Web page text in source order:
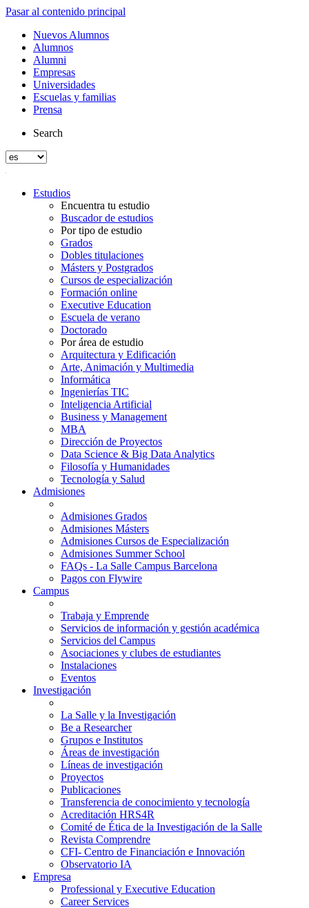
Pasar al contenido principal
Nuevos Alumnos
Alumnos
Alumni
Empresas
Universidades
Escuelas y familias
Prensa
Search
Estudios
Encuentra tu estudio
Buscador de estudios
Por tipo de estudio
Grados
Dobles titulaciones
Másters y Postgrados
Cursos de especialización
Formación online
Executive Education
Escuela de verano
Doctorado
Por área de estudio
Arquitectura y Edificación
Arte, Animación y Multimedia
Informática
Ingenierías TIC
Inteligencia Artificial
Business y Management
MBA
Dirección de Proyectos
Data Science & Big Data Analytics
Filosofía y Humanidades
Tecnología y Salud
Admisiones
Admisiones Grados
Admisiones Másters
Admisiones Cursos de Especialización
Admisiones Summer School
FAQs - La Salle Campus Barcelona
Pagos con Flywire
Campus
Trabaja y Emprende
Servicios de información y gestión académica
Servicios del Campus
Asociaciones y clubes de estudiantes
Instalaciones
Eventos
Investigación
La Salle y la Investigación
Be a Researcher
Grupos e Institutos
Áreas de investigación
Líneas de investigación
Proyectos
Publicaciones
Transferencia de conocimiento y tecnología
Acreditación HRS4R
Comité de Ética de la Investigación de la Salle
Revista Comprendre
CFI- Centro de Financiación e Innovación
Observatorio IA
Empresa
Professional y Executive Education
Career Services